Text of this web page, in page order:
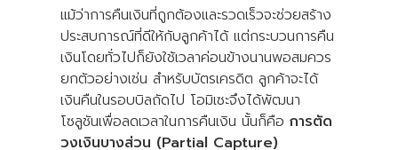
แม้ว่าการคืนเงินที่ถูกต้องและรวดเร็วจะช่วยสร้าง
ประสบการณ์ที่ดีให้กับลูกค้าได้ แต่กระบวนการคืน
เงินโดยทั่วไปก็ยังใช้เวลาค่อนข้างนานพอสมควร
ยกตัวอย่างเช่น สำหรับบัตรเครดิต ลูกค้าจะได้
เงินคืนในรอบบิลถัดไป โอมิเซะจึงได้พัฒนา
โซลูชันเพื่อลดเวลาในการคืนเงิน นั้นก็คือ การตัด
วงเงินบางส่วน (Partial Capture)